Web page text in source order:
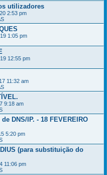
utilizadores
2:53 pm
1:05 pm
12:55 pm
11:32 am
9:18 am
DNS/IP. - 18 FEVEREIRO
5:20 pm
(para substituição do
11:06 pm